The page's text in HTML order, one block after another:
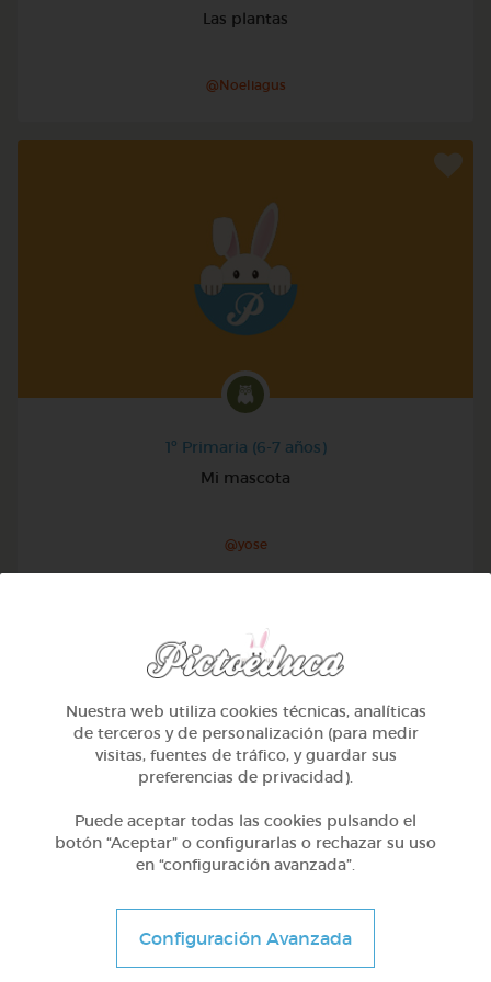
Las plantas
@Noeliagus
1º Primaria (6-7 años)
Mi mascota
@yose
1º Primaria (6-7 años)
Conociendo nuestro cuerpo
Nuestra web utiliza cookies técnicas, analíticas
de terceros y de personalización (para medir
visitas, fuentes de tráfico, y guardar sus
preferencias de privacidad).
Puede aceptar todas las cookies pulsando el
botón “Aceptar” o configurarlas o rechazar su uso
en “configuración avanzada”.
Configuración Avanzada